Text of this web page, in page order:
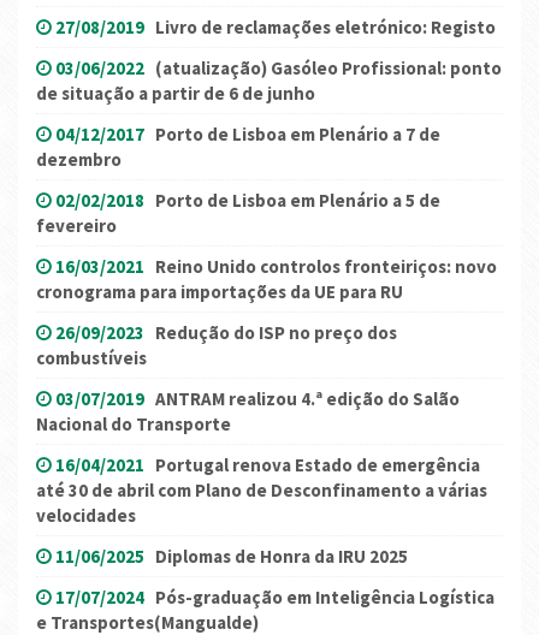
27/08/2019 Livro de reclamações eletrónico: Registo
03/06/2022 (atualização) Gasóleo Profissional: ponto
de situação a partir de 6 de junho
04/12/2017 Porto de Lisboa em Plenário a 7 de
dezembro
02/02/2018 Porto de Lisboa em Plenário a 5 de
fevereiro
16/03/2021 Reino Unido controlos fronteiriços: novo
cronograma para importações da UE para RU
26/09/2023 Redução do ISP no preço dos
combustíveis
03/07/2019 ANTRAM realizou 4.ª edição do Salão
Nacional do Transporte
16/04/2021 Portugal renova Estado de emergência
até 30 de abril com Plano de Desconfinamento a várias
velocidades
11/06/2025 Diplomas de Honra da IRU 2025
17/07/2024 Pós-graduação em Inteligência Logística
e Transportes(Mangualde)